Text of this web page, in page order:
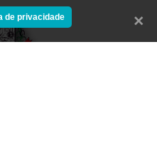
de privacidade Fechar